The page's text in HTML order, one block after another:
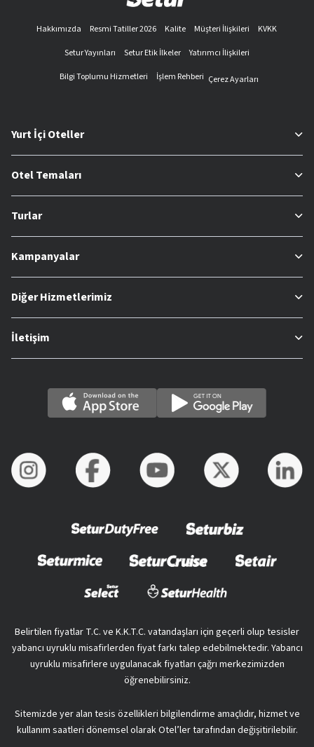
Hakkımızda Resmi Tatiller 2026 Kalite Müşteri İlişkileri
KVKK
Setur Yayınları
Setur Etik İlkeler
Yatırımcı İlişkileri
Bilgi Toplumu Hizmetleri
İşlem Rehberi Çerez Ayarları
Yurt İçi Oteller
Otel Temaları
Turlar
Kampanyalar
Diğer Hizmetlerimiz
İletişim
Belirtilen fiyatlar T.C. ve K.K.T.C. vatandaşları için geçerli olup tesisler
yabancı uyruklu misafirlerden fiyat farkı talep edebilmektedir. Yabancı
uyruklu misafirlere uygulanacak fiyatları çağrı merkezimizden
öğrenebilirsiniz.
Sitemizde yer alan tesis özellikleri bilgilendirme amaçlıdır, hizmet ve
kullanım saatleri dönemsel olarak Otel’ler tarafından değişitirilebilir.